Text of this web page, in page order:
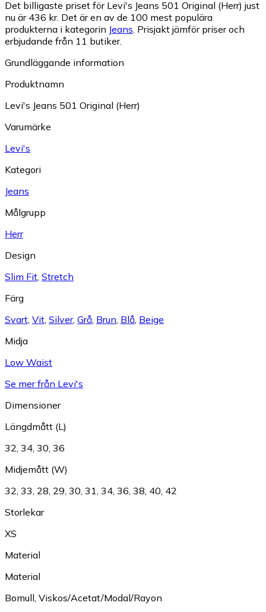
Det billigaste priset för Levi's Jeans 501 Original (Herr) just
nu är 436 kr. Det är en av de 100 mest populära
produkterna i kategorin Jeans Prisjakt jämför priser och
erbjudande från 11 butiker.
Grundläggande information
Produktnamn
Levi's Jeans 501 Original (Herr)
Varumärke
Levi's
Kategori
Jeans
Målgrupp
Herr
Design
Slim Fit Stretch
Färg
Svart Vit Silver, Grå Brun Blå Beige
Midja
Low Waist
Se mer från Levi's
Dimensioner
Längdmått (L)
32 34 30 36
Midjemått (W)
32 33 28 29 30 31 34 36 38 40 42
Storlekar
XS
Material
Material
Bomull Viskos/Acetat/Modal/Rayon